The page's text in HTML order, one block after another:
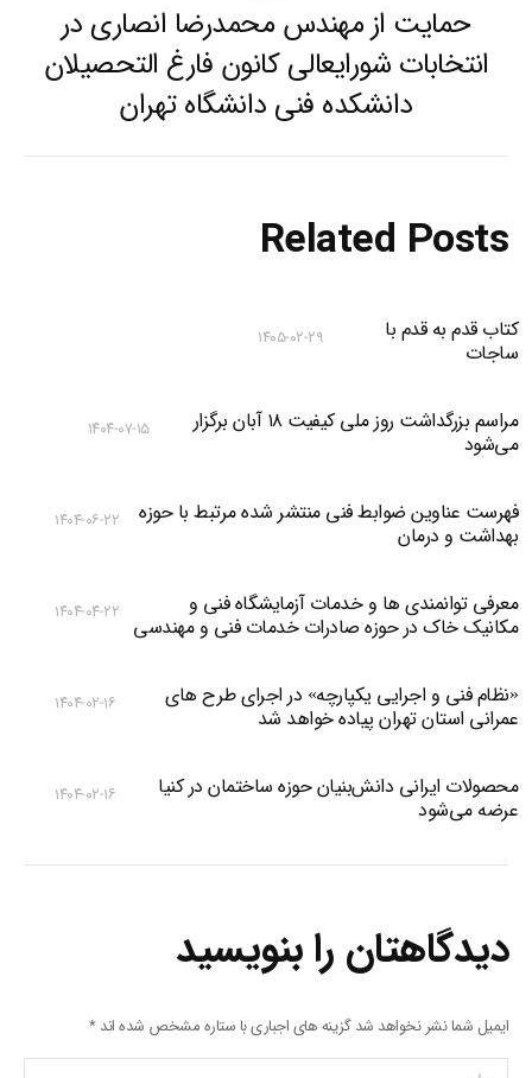
Previous
post:
حمایت از مهندس محمدرضا انصاری در
انتخابات شورایعالی کانون فارغ التحصیلان
دانشکده فنی دانشگاه تهران
Related Posts
کتاب قدم به قدم با
ساجات
۱۴۰۵-۰۲-۲۹
مراسم بزرگداشت روز ملی کیفیت ۱۸ آبان برگزار
می‌شود
۱۴۰۴-۰۷-۱۵
فهرست عناوین ضوابط فنی منتشر شده مرتبط با حوزه
بهداشت و درمان
۱۴۰۴-۰۶-۲۲
معرفی توانمندی ها و خدمات آزمایشگاه فنی و
مکانیک خاک در حوزه صادرات خدمات فنی و مهندسی
۱۴۰۴-۰۴-۲۲
«نظام فنی و اجرایی یکپارچه» در اجرای طرح های
عمرانی استان تهران پیاده خواهد شد
۱۴۰۴-۰۲-۱۶
محصولات ایرانی دانش‌بنیان‌ حوزه ساختمان در کنیا
عرضه می‌شود
۱۴۰۴-۰۲-۱۶
دیدگاهتان را بنویسید
ایمیل شما نشر نخواهد شد گزینه های اجباری با ستاره مشخص شده اند*